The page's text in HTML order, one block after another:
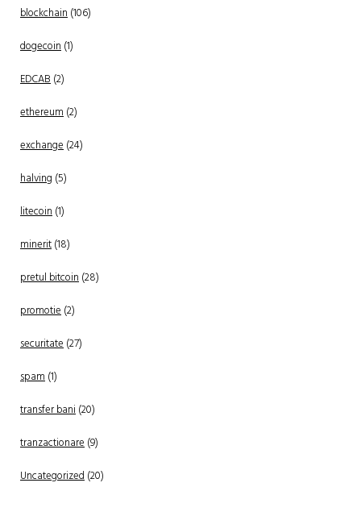
blockchain(106)
dogecoin(1)
EDCAB(2)
ethereum(2)
exchange(24)
halving (5)
litecoin(1)
minerit(18)
pretul bitcoin(28)
promotie(2)
securitate(27)
spam(1)
transfer bani(20)
tranzactionare(9)
Uncategorized(20)